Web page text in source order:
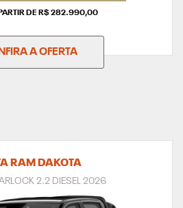
DE R$ 282.990,00
A OFERTA
RAM DAKOTA
2.2 DIESEL 2026